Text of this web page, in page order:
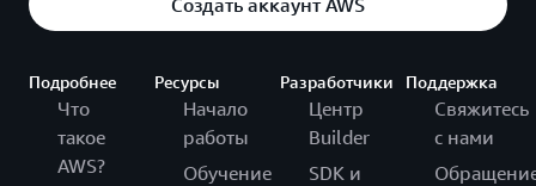
Создать аккаунт AWS
Подробнее
Что
такое
AWS?
Ресурсы
Начало
работы
Обучение
Разработчики
Центр
Builder
SDK и
Поддержка
Свяжитесь
с нами